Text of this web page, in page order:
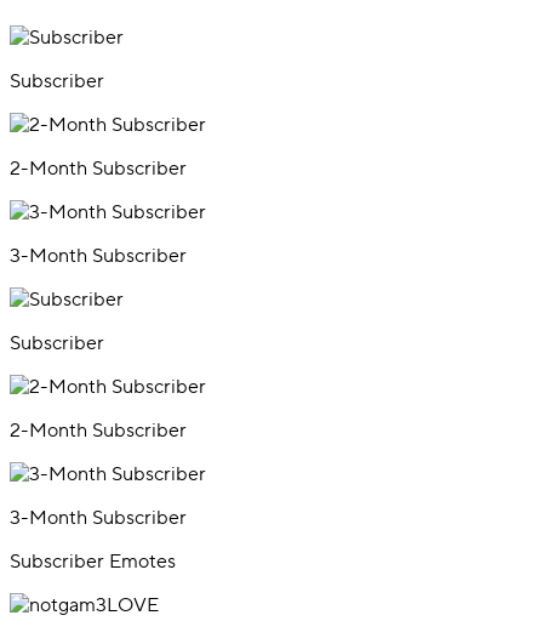
Subscriber
2-Month Subscriber
3-Month Subscriber
Subscriber
2-Month Subscriber
3-Month Subscriber
Subscriber Emotes